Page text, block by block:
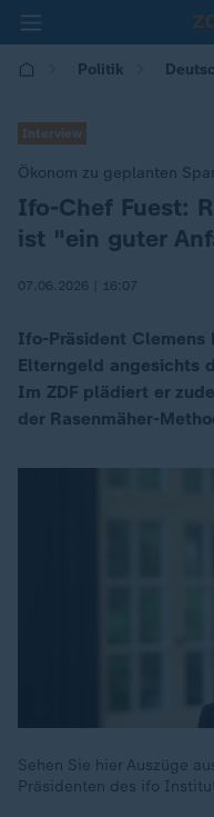
Politik
Interview
Ökonom zu geplanten
:
Ifo-Chef Fuest:
ist "ein guter
07.06.2026 | 16:07
Ifo-Präsident Clemens
Elterngeld angesichts
Im ZDF plädiert er
der Rasenmäher-
Sehen Sie hier Auszüge
Präsidenten des ifo